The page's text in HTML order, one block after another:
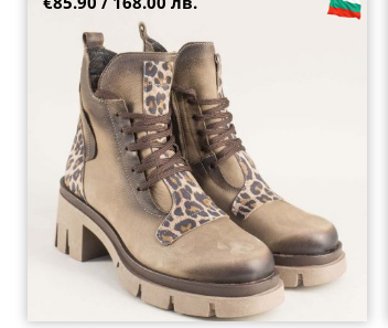
Дамски кубинки от естествен набук в бежово и
кафяво с леопардов принт k34nbjps